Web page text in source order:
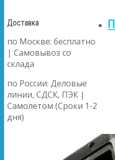
Доставка
по Москве: бесплатно
| Самовывоз со
склада
по России: Деловые
линии, СДСК, ПЭК |
Самолетом (Сроки 1-2
дня)